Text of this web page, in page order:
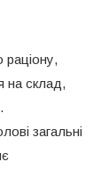
на склад,
загальні